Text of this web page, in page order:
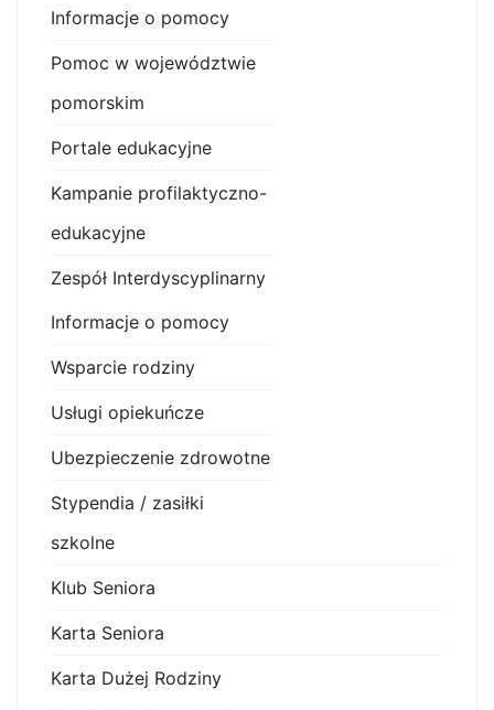
Informacje o pomocy
Pomoc w województwie
pomorskim
Portale edukacyjne
Kampanie profilaktyczno-
edukacyjne
Zespół Interdyscyplinarny
Informacje o pomocy
Wsparcie rodziny
Usługi opiekuńcze
Ubezpieczenie zdrowotne
Stypendia / zasiłki
szkolne
Klub Seniora
Karta Seniora
Karta Dużej Rodziny